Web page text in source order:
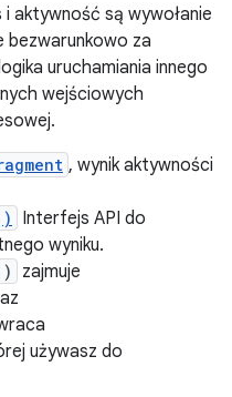
aktywność są wywołanie
za
uruchamiania innego
wejściowych
, wynik aktywności
Interfejs API do
wyniku.
zajmuje
używasz do